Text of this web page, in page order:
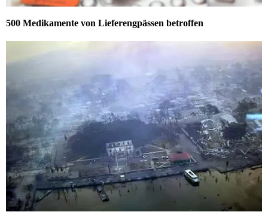
500 Medikamente von Lieferengpässen betroffen